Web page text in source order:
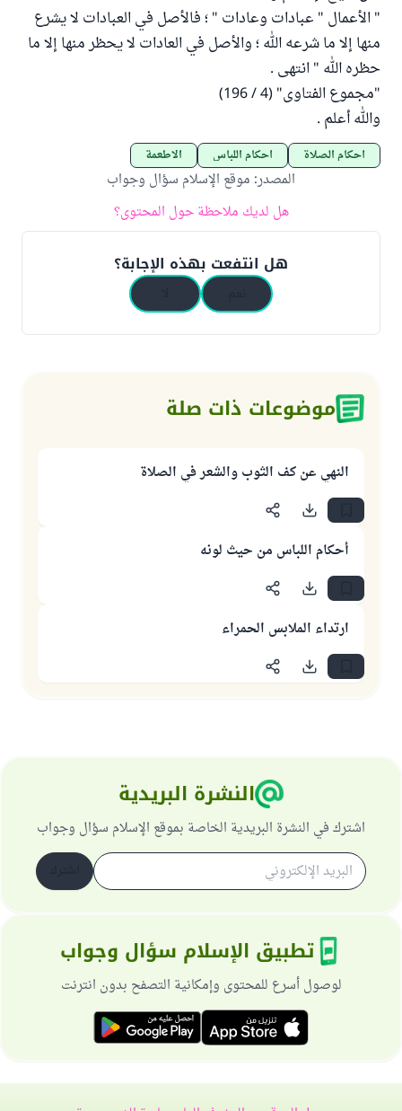
" الأعمال " عبادات وعادات " ؛ فالأصل في العبادات لا يشرع
منها إلا ما شرعه الله ؛ والأصل في العادات لا يحظر منها إلا ما
حظره الله " انتهى .
"مجموع الفتاوى" (4 / 196)
والله أعلم .
أحكام الصلاة أحكام اللباس الأطعمة
المصدر: موقع الإسلام سؤال وجواب
هل لديك ملاحظة حول المحتوى؟
هل انتفعت بهذه الإجابة؟
موضوعات ذات صلة
النهي عن كف الثوب والشعر في الصلاة
أحكام اللباس من حيث لونه
ارتداء الملابس الحمراء
النشرة البريدية
اشترك في النشرة البريدية الخاصة بموقع الإسلام سؤال وجواب
تطبيق الإسلام سؤال وجواب
لوصول أسرع للمحتوى وإمكانية التصفح بدون انترنت